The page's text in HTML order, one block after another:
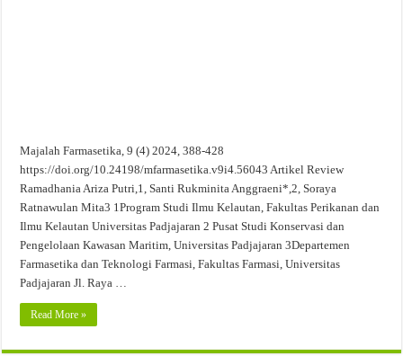
Majalah Farmasetika, 9 (4) 2024, 388-428
https://doi.org/10.24198/mfarmasetika.v9i4.56043 Artikel Review
Ramadhania Ariza Putri,1, Santi Rukminita Anggraeni*,2, Soraya
Ratnawulan Mita3 1Program Studi Ilmu Kelautan, Fakultas Perikanan dan
Ilmu Kelautan Universitas Padjajaran 2 Pusat Studi Konservasi dan
Pengelolaan Kawasan Maritim, Universitas Padjajaran 3Departemen
Farmasetika dan Teknologi Farmasi, Fakultas Farmasi, Universitas
Padjajaran Jl. Raya …
Read More »